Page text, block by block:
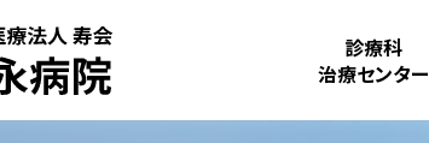
診療科
治療センター